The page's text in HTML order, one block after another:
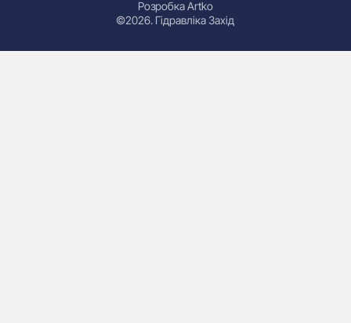
©2026. Гідравліка Захід
Розробка Artko